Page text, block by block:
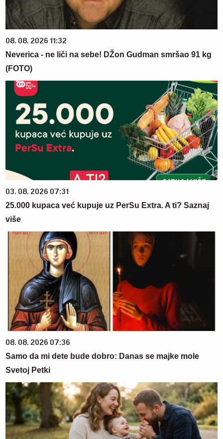
08. 08. 2026 11:32
Neverica - ne liči na sebe! DŽon Gudman smršao 91 kg
(FOTO)
03. 08. 2026 07:31
25.000 kupaca već kupuje uz PerSu Extra. A ti? Saznaj
više
08. 08. 2026 07:36
Samo da mi dete bude dobro: Danas se majke mole
Svetoj Petki